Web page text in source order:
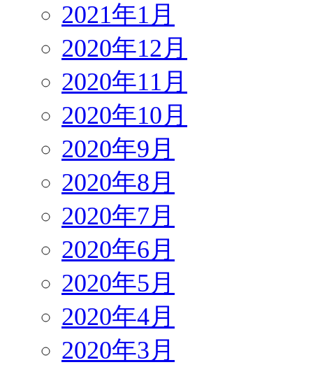
2021年1月
2020年12月
2020年11月
2020年10月
2020年9月
2020年8月
2020年7月
2020年6月
2020年5月
2020年4月
2020年3月